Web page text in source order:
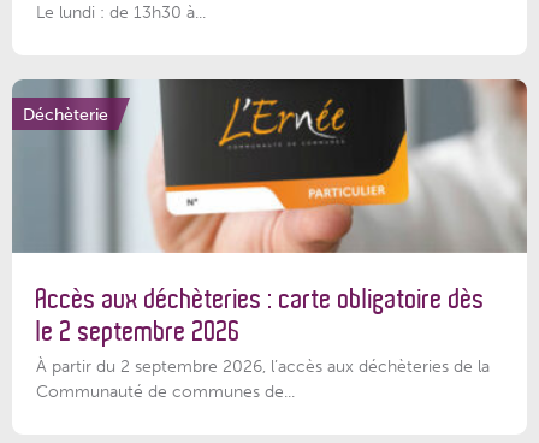
Le lundi : de 13h30 à...
Déchèterie
Accès aux déchèteries : carte obligatoire dès
le 2 septembre 2026
À partir du 2 septembre 2026, l’accès aux déchèteries de la
Communauté de communes de...